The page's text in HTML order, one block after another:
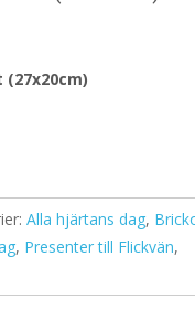
(27x20cm)
Alla hjärtans dag,
, Presenter till Flickvän,